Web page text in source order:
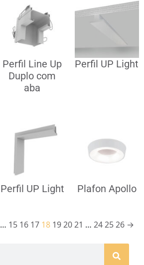
Perfil Line Up
Duplo com
aba
Perfil UP Light
Perfil UP Light Plafon Apollo
… 15 16 17 18 19 20 21 … 24 25 26 →